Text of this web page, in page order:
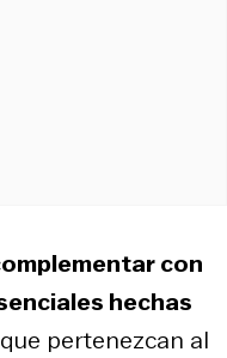
con
hechas
pertenezcan al